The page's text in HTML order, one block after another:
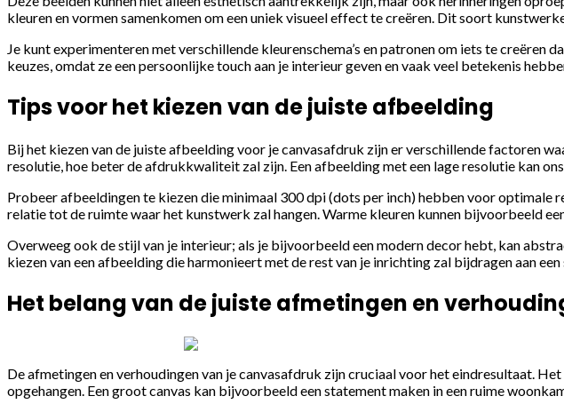
kleuren en vormen samenkomen om een uniek visueel effect te creëren. Dit soort
Je kunt experimenteren met verschillende kleurenschema’s en patronen om iets te
keuzes, omdat ze een persoonlijke touch aan je interieur geven en vaak veel betekenis
Tips voor het kiezen van de juiste afbeelding
Bij het kiezen van de juiste afbeelding voor je canvasafdruk zijn er verschillende factoren
resolutie, hoe beter de afdrukkwaliteit zal zijn. Een afbeelding met een lage resolutie kan
Probeer afbeeldingen te kiezen die minimaal 300 dpi (dots per inch) hebben voor optimale
relatie tot de ruimte waar het kunstwerk zal hangen. Warme kleuren kunnen bijvoorbeeld
Overweeg ook de stijl van je interieur; als je bijvoorbeeld een modern decor hebt, kan
kiezen van een afbeelding die harmonieert met de rest van je inrichting zal bijdragen aan een
Het belang van de juiste afmetingen en
De afmetingen en verhoudingen van je canvasafdruk zijn cruciaal voor het eindresultaat.
opgehangen. Een groot canvas kan bijvoorbeeld een statement maken in een ruime